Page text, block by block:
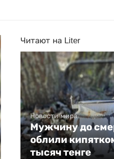
Читают на Liter
Новости мира
Мужчину до
облили
тысяч тенге